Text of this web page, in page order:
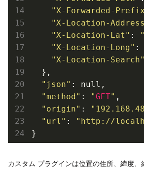
"X-Forwarded-
"X-Location-
"X-Location-Lat" :
"X-Location-Long" :
"X-Location-Search"
  },
"json" : null,
"method" : "GET" ,
"origin" :
"url" :
"http://
カスタム プラグインは位置の住所、緯度、